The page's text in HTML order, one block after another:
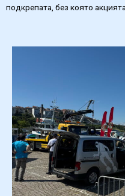
подкрепата, без която